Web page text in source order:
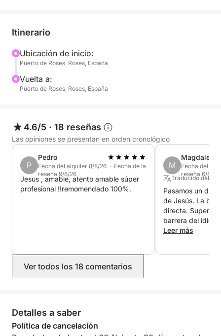
Itinerario
Ubicación de inicio:
Puerto de Roses, Roses, España
Vuelta a:
Puerto de Roses, Roses, España
4.6/5 · 18 reseñas
Las opiniones se presentan en orden cronológico
P
Pedro
Fecha del alquiler 8/8/26 · Fecha de la
reseña 9/8/26
Jesus , amable, atento amable súper
profesional !!remomendado 100%.
M
Magdalena
Fecha del
reseña 6/8/26
Traducido del
Pasamos un día
de Jesús. La
directa.
barrera del
de traducción y
Leer más
Ver todos los 18 comentarios
Detalles a saber
Política de cancelación